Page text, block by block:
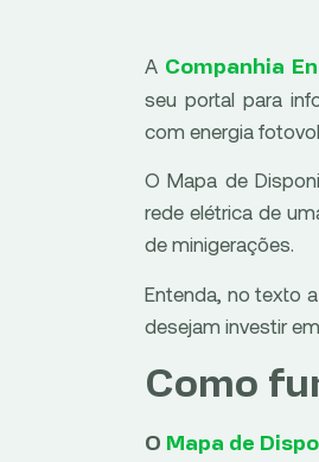
A Companhia
seu portal para
com energia
O Mapa de
rede elétrica de
de minigerações.
Entenda, no texto
desejam investir
Como
O Mapa de